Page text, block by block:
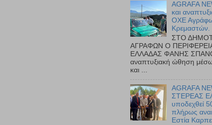
AGRAFA
και
ΟΧΕ
Κρεμαστών.
ΣΤΟ
ΑΓΡΑΦΩΝ Ο
ΕΛΛΑΔΑΣ ΦΑΝΗΣ
αναπτυξιακή ώθηση
και ...
AGRAFA
ΣΤΕΡΕΑΣ
υποδεχθεί
πλήρως
Εστία